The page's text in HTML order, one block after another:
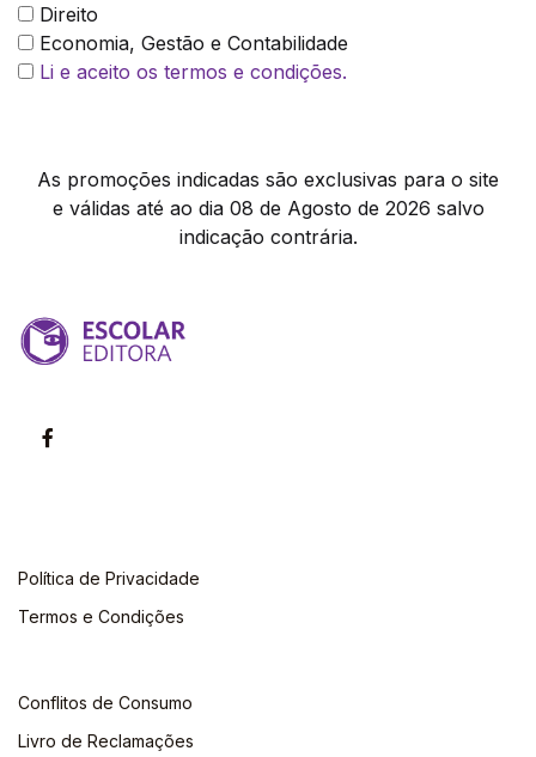
Direito
Economia, Gestão e Contabilidade
Li e aceito os termos e condições.
As promoções indicadas são exclusivas para o site
e válidas até ao dia 08 de Agosto de 2026 salvo
indicação contrária.
Política de Privacidade
Termos e Condições
Conflitos de Consumo
Livro de Reclamações